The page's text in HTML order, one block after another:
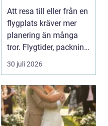
och smidig
Att resa till eller från en
flygplats kräver mer
planering än många
tror. Flygtider, packning,
säker...
30 juli 2026